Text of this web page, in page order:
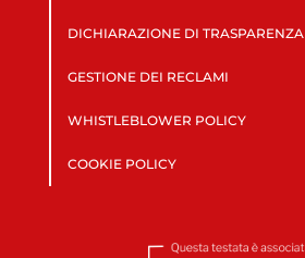
DICHIARAZIONE DI TRASPARENZA
GESTIONE DEI RECLAMI
WHISTLEBLOWER POLICY
COOKIE POLICY